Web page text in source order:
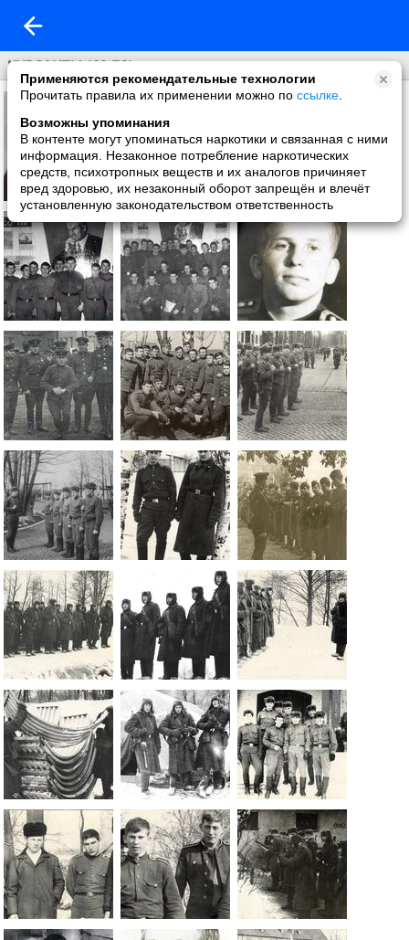
Применяются рекомендательные технологии
Прочитать правила их применении можно по ссылке
Возможны упоминания
В контенте могут упоминаться наркотики и связанная с ними
информация. Незаконное потребление наркотических
средств, психотропных веществ и их аналогов причиняет
вред здоровью, их незаконный оборот запрещён и влечёт
установленную законодательством ответственность
КУРСАНТЫ (68-72)